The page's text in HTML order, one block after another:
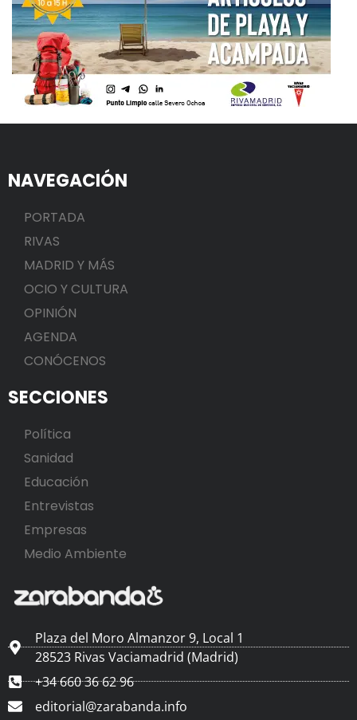
NAVEGACIÓN
PORTADA
RIVAS
MADRID Y MÁS
OCIO Y CULTURA
OPINIÓN
AGENDA
CONÓCENOS
SECCIONES
Política
Sanidad
Educación
Entrevistas
Empresas
Medio Ambiente
Plaza del Moro Almanzor 9, Local 1
28523 Rivas Vaciamadrid (Madrid)
+34 660 36 62 96
editorial@zarabanda.info